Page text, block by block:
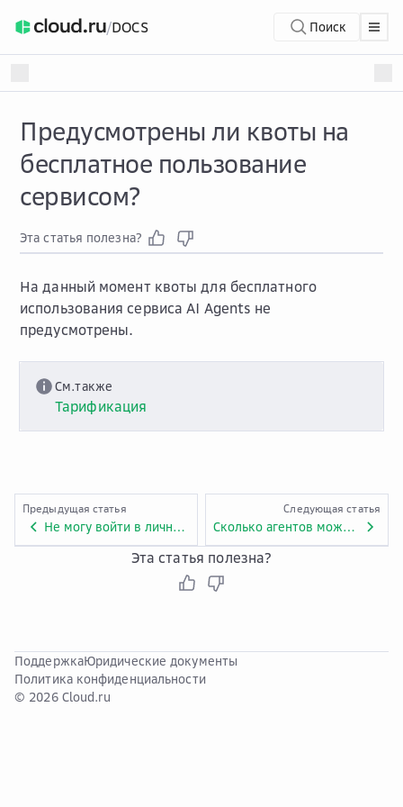
/DOCS Поиск
Предусмотрены ли квоты на
бесплатное пользование
сервисом?
Эта статья полезна?
На данный момент квоты для бесплатного
использования сервиса AI Agents не
предусмотрены.
См.также
Тарификация
Предыдущая статья
Не могу войти в личный кабинет. Что делать?
Следующая статья
Сколько агентов может быть в одной системе?
Эта статья полезна?
ПоддержкаЮридические документы
Политика конфиденциальности
© 2026 Cloud.ru